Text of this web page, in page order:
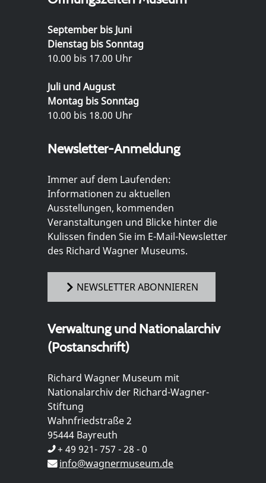
September bis Juni
Dienstag bis Sonntag
10.00 bis 17.00 Uhr
Juli und August
Montag bis Sonntag
10.00 bis 18.00 Uhr
Newsletter-Anmeldung
Immer auf dem Laufenden:
Informationen zu aktuellen
Ausstellungen, kommenden
Veranstaltungen und Blicke hinter die
Kulissen finden Sie im E-Mail-Newsletter
des Richard Wagner Museums.
NEWSLETTER ABONNIEREN
Verwaltung und Nationalarchiv
(Postanschrift)
Richard Wagner Museum mit
Nationalarchiv der Richard-Wagner-
Stiftung
Wahnfriedstraße 2
95444 Bayreuth
+ 49 921- 757 - 28 - 0
info@wagnermuseum.de